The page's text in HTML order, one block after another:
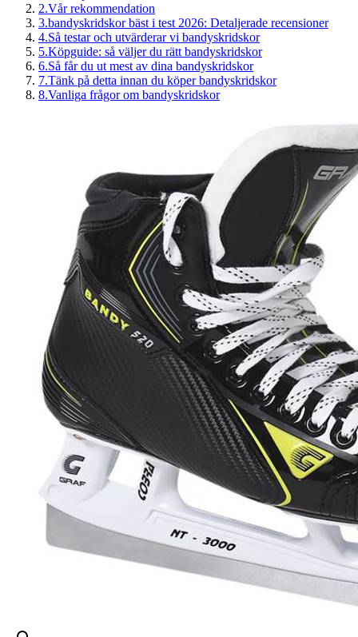
2.Vår rekommendation
3.bandyskridskor bäst i test 2026: Detaljerade recensioner
4.Så testar och utvärderar vi bandyskridskor
5.Köpguide: så väljer du rätt bandyskridskor
6.Så får du ut mest av dina bandyskridskor
7.Tänk på detta innan du köper bandyskridskor
8.Vanliga frågor om bandyskridskor